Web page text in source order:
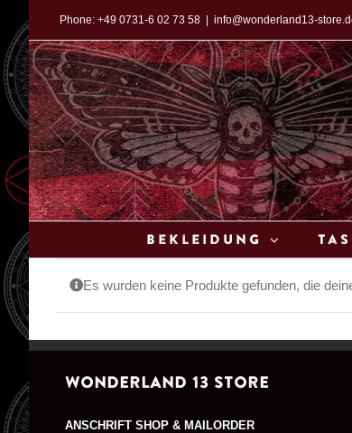
Inhalt
springen
Phone: +49 0731-6 02 73 58 info@wonderland13-
Bekleidung
Es wurden keine Produkte gefunden, die
WONDERLAND 13 STORE
ANSCHRIFT SHOP & MAILORDER